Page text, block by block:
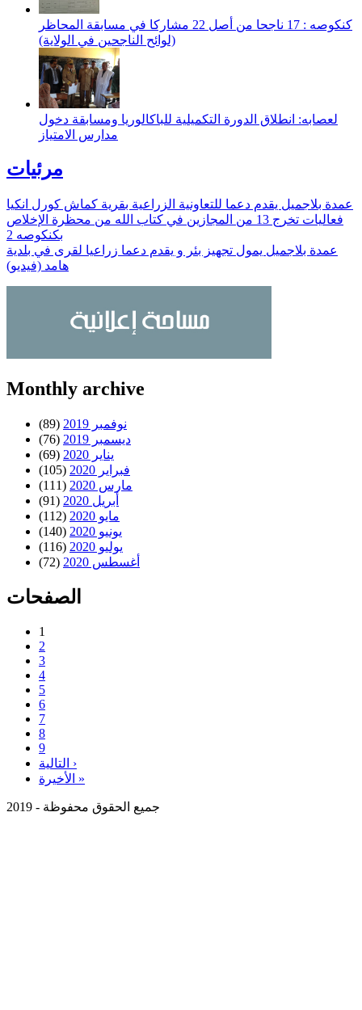
كنكوصه : 17 ناجحا من أصل 22 مشاركا في مسابقة المحاظر
(لوائح الناجحين في الولاية)
لعصابه: انطلاق الدورة التكميلية للباكالوريا ومسابقة دخول
مدارس الامتياز
مرئيات
عمدة بلاجميل يقدم دعما للتعاونية الزراعية بقرية كماش كورل انكيا
فعاليات تخرج 13 من المجازين في كتاب الله من محظرة الإخلاص
بكنكوصه 2
عمدة بلاجميل يمول تجهيز بئر و يقدم دعما زراعيا لقرى في بلدية
هامد (فيديو)
Monthly archive
نوفمبر 2019
(89)
ديسمبر 2019
(76)
يناير 2020
(69)
فبراير 2020
(105)
مارس 2020
(111)
أبريل 2020
(91)
مايو 2020
(112)
يونيو 2020
(140)
يوليو 2020
(116)
أغسطس 2020
(72)
الصفحات
1
2
3
4
5
6
7
8
9
التالية ›
الأخيرة »
جميع الحقوق محفوظة - 2019